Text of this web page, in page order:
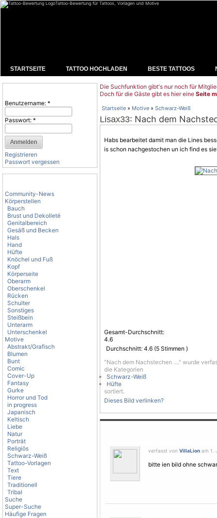
Tattoo-Bewertung für Tattoos, Vorlagen und Motive
STARTSEITE TATTOO HOCHLADEN BESTE TATTOOS
Benutzername: *
Passwort: *
Registrieren
Passwort vergessen
Community-News
Körperstellen
Bauch
Brust und Dekolleté
Genitalbereich
Gesäß und Becken
Hals
Hand
Hüfte
Knöchel und Fuß
Kopf
Körperseite
Oberarm
Oberschenkel
Rücken
Schulter
Sonstiges
Steißbein
Unterarm
Unterschenkel
Motive
Abstrakt/Grafisch
Blumen
Bunt
Comic
Cover-Up
Fantasy
Gurke
Horror und Tod
in progress
Japanisch
Keltisch
Liebe
Natur
Porträt
Religiös
Schwarz-Weiß
Tattoo-Vorlagen
Text
Tiere
Traditionell
Tribal
Suche
Super-Suche
Häufige Fragen
Die Suchfunktion gibt's nur noch für
Doch für die Gäste gibt es hier eine Seite
Startseite » Motive » Schwarz-Weiß
Lisax33: Nach dem
Habs bearbeitet damit man die Lines
is schon nachgestochen un ich find es
Gesamt-Durchschnitt:
4.6
Durchschnitt: 4.6 (5 Stimmen )
"Nach dem Nachstechen ...." wurde
die Kategorien
Schwarz-Weiß
Hüfte
sortiert.
Dieses Bild verlinken?
verfasst von VillaLion am 1.
bitte ien bild ohne